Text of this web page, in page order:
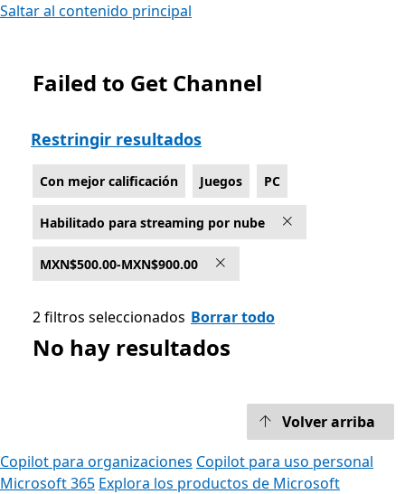
Saltar al contenido principal
Lista Microsoft.com
Failed to Get Channel
Restringir resultados
Con mejor calificación Juegos PC
Habilitado para streaming por nube
MXN$500.00-MXN$900.00
2 filtros seleccionados Borrar todo
No hay resultados
Volver arriba
Copilot para organizaciones Copilot para uso personal
Microsoft 365 Explora los productos de Microsoft